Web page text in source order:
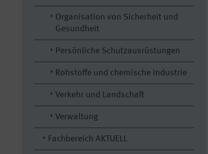
Organisation von Sicherheit und
Gesundheit
Persönliche Schutzausrüstungen
Rohstoffe und chemische Industrie
Verkehr und Landschaft
Verwaltung
Fachbereich AKTUELL